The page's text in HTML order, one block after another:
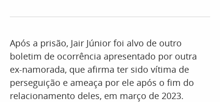
Após a prisão, Jair Júnior foi alvo de outro
boletim de ocorrência apresentado por outra
ex-namorada, que afirma ter sido vítima de
perseguição e ameaça por ele após o fim do
relacionamento deles, em março de 2023.